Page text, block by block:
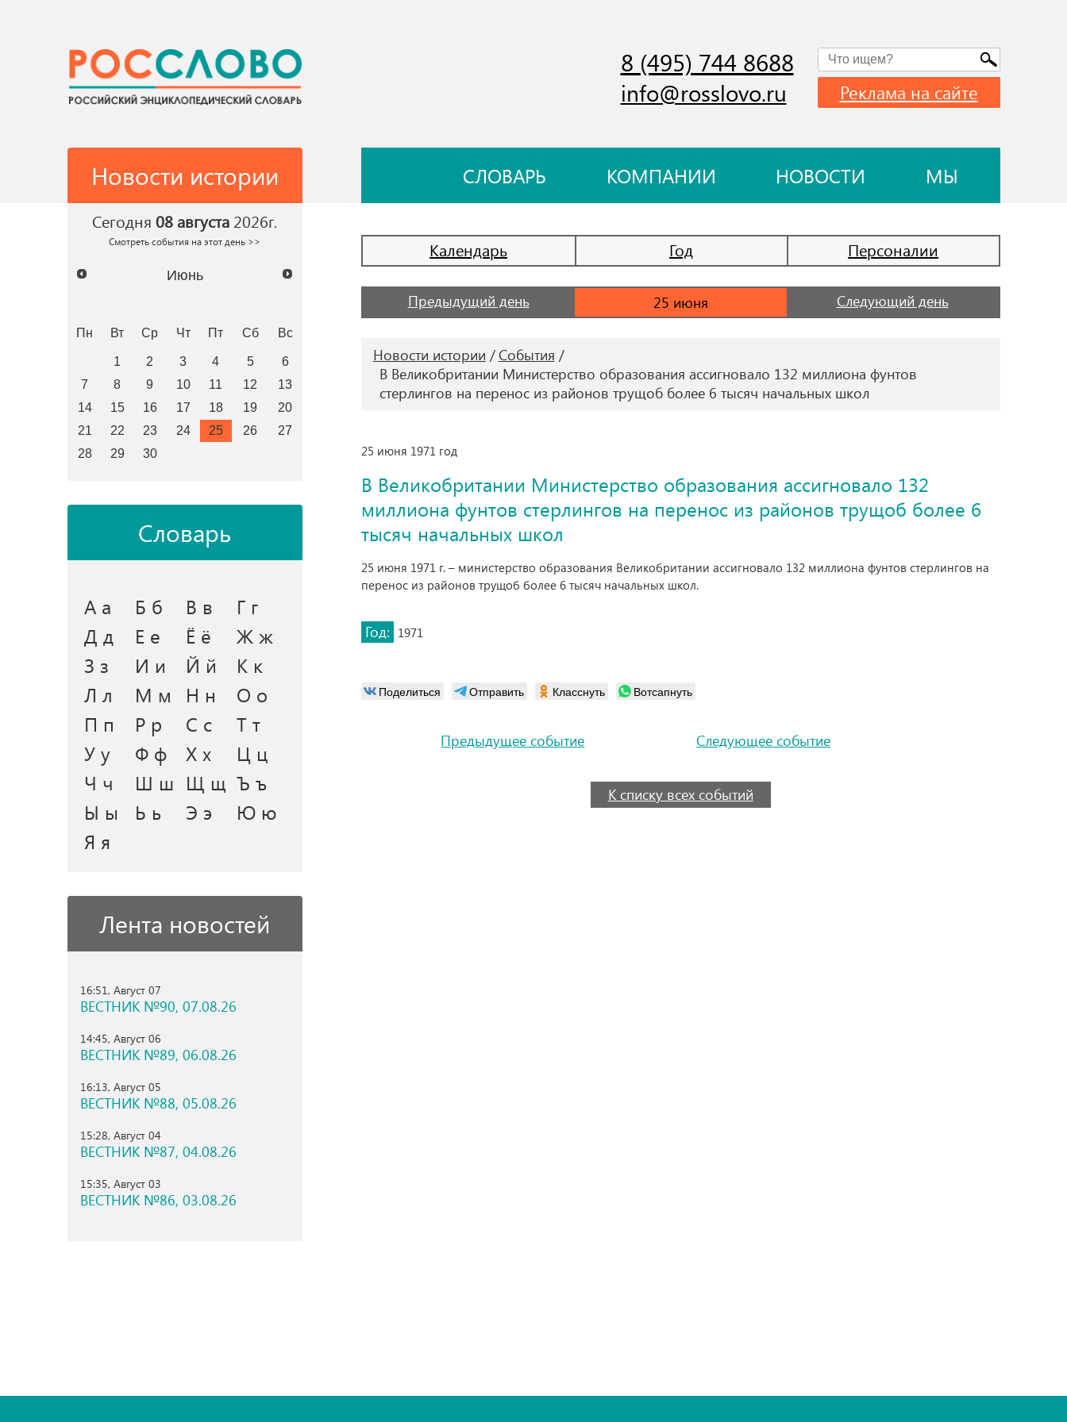
8 (495) 744 8688
info@rosslovo.ru Реклама на сайте
Новости истории СЛОВАРЬ КОМПАНИИ НОВОСТИ МЫ
Сегодня 08 августа 2026г.
Смотреть события на этот день >>
Июнь
Пн Вт Ср Чт Пт Сб Вс
1 2 3 4 5
6
7
8 9 10 11 12
13
14
15 16 17 18 19
20
21
22 23 24 25 26
27
28
29 30
Словарь
А а Б б В в
Г г
Д д
Е е Ё ё
Ж ж
З з
И и Й й
К к
Л л
М м Н н
О о
П п
Р р С с
Т т
У у
Ф ф Х х
Ц ц
Ч ч
Ш ш Щ щ Ъ ъ
Ы ы
Ь ь Э э
Ю ю
Я я
Лента новостей
16:51, Август 07
ВЕСТНИК №90, 07.08.26
14:45, Август 06
ВЕСТНИК №89, 06.08.26
16:13, Август 05
ВЕСТНИК №88, 05.08.26
15:28, Август 04
ВЕСТНИК №87, 04.08.26
15:35, Август 03
ВЕСТНИК №86, 03.08.26
Календарь Год Персоналии
Предыдущий день Следующий день
Новости истории
События
В Великобритании Министерство образования ассигновало 132 миллиона фунтов
стерлингов на перенос из районов трущоб более 6 тысяч начальных школ
25 июня 1971 год
В Великобритании Министерство образования ассигновало 132
миллиона фунтов стерлингов на перенос из районов трущоб более 6
тысяч начальных школ
25 июня 1971 г. – министерство образования Великобритании ассигновало 132 миллиона фунтов стерлингов на
перенос из районов трущоб более 6 тысяч начальных школ.
Год: 1971
Поделиться Отправить Класснуть Вотсапнуть
Предыдущее событие Следующее событие
К списку всех событий